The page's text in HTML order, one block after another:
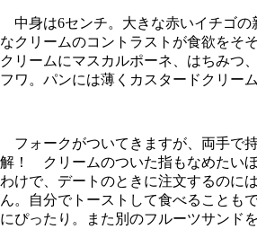
中身は6センチ。大きな赤いイチゴの
なクリームのコントラストが食欲をそ
クリームにマスカルポーネ、はちみつ
フワ。パンには薄くカスタードクリー
フォークがついてきますが、両手で
解！ クリームのついた指もなめたい
わけで、デートのときに注文するのに
ん。自分でトーストして食べることも
にぴったり。また別のフルーツサンド